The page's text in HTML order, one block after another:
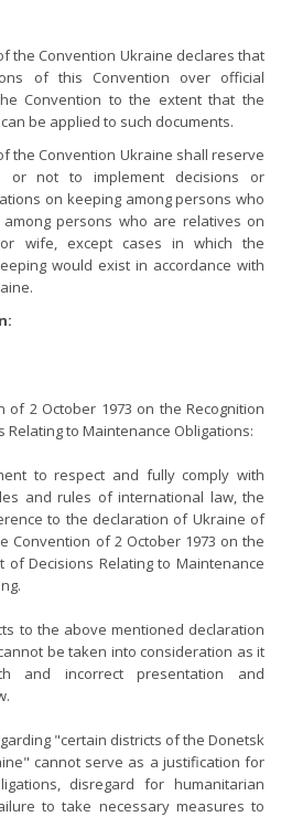
the Convention Ukraine declares that
of this Convention over official
Convention to the extent that the
be applied to such documents.
the Convention Ukraine shall reserve
or not to implement decisions or
on keeping among persons who
persons who are relatives on
wife, except cases in which the
would exist in accordance with
of 2 October 1973 on the Recognition
Relating to Maintenance Obligations:
to respect and fully comply with
and rules of international law, the
to the declaration of Ukraine of
Convention of 2 October 1973 on the
of Decisions Relating to Maintenance
to the above mentioned declaration
be taken into consideration as it
incorrect presentation and
"certain districts of the Donetsk
cannot serve as a justification for
disregard for humanitarian
to take necessary measures to